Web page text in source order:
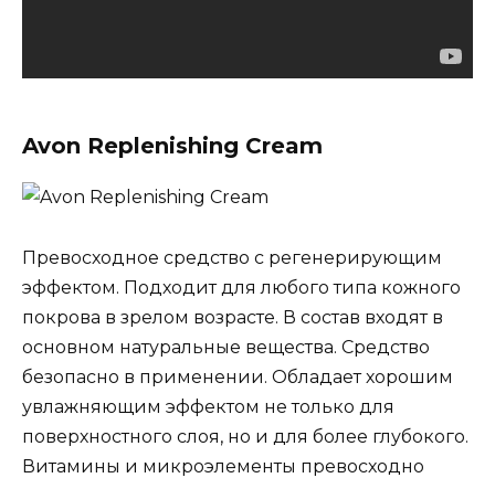
Avon Replenishing Cream
Превосходное средство с регенерирующим
эффектом. Подходит для любого типа кожного
покрова в зрелом возрасте. В состав входят в
основном натуральные вещества. Средство
безопасно в применении. Обладает хорошим
увлажняющим эффектом не только для
поверхностного слоя, но и для более глубокого.
Витамины и микроэлементы превосходно